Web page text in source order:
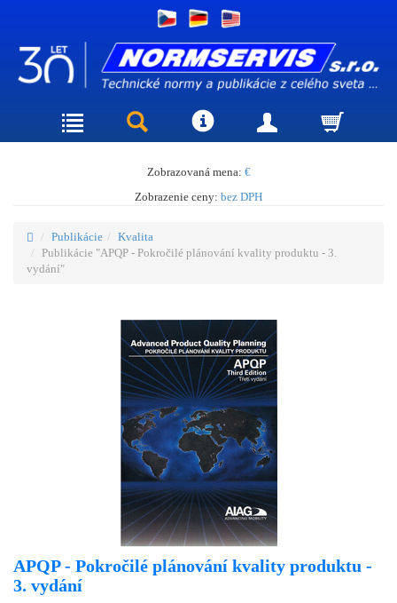
Zobrazovaná mena: €
Zobrazenie ceny: bez DPH
Publikácie
Kvalita
Publikácie "APQP - Pokročilé plánování kvality produktu - 3.
vydání"
APQP - Pokročilé plánování kvality produktu -
3. vydání